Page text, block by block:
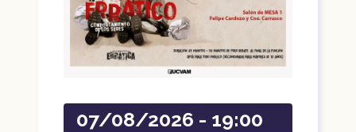
07/08/2026 - 19:00